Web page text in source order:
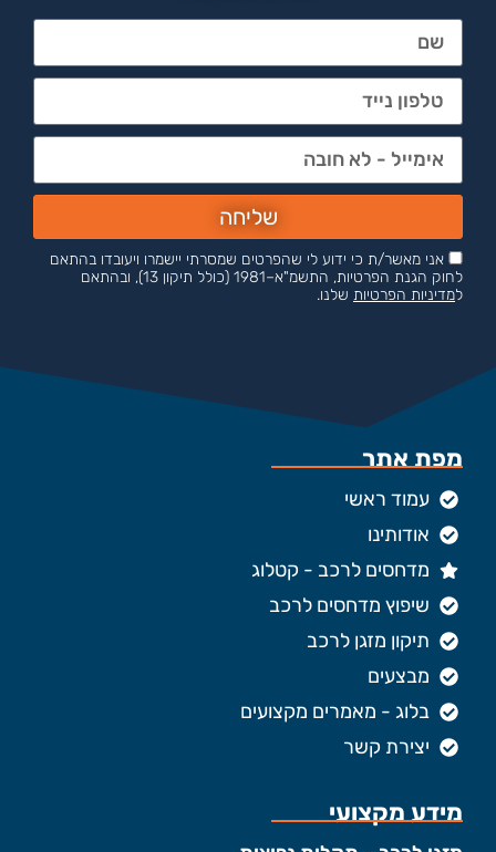
אני מאשר/ת כי ידוע לי שהפרטים שמסרתי יישמרו ויעובדו בהתאם
לחוק הגנת הפרטיות, התשמ"א–1981 (כולל תיקון 13), ובהתאם
למדיניות הפרטיות שלנו.
שליחה
מפת אתר
עמוד ראשי
אודותינו
מדחסים לרכב - קטלוג
שיפוץ מדחסים לרכב
תיקון מזגן לרכב
מבצעים
בלוג - מאמרים מקצועים
יצירת קשר
מידע מקצועי